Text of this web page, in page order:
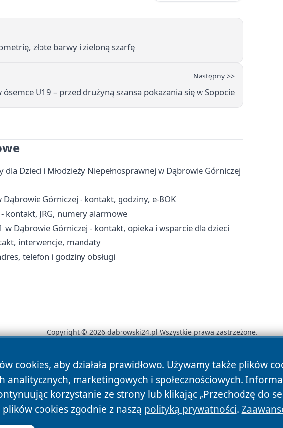
złote barwy i zieloną szarfę
Następny >>
ósemce U19 – przed drużyną szansa pokazania się w Sopocie
Dzieci i Młodzieży Niepełnosprawnej w Dąbrowie Górniczej
Górniczej - kontakt, godziny, e-BOK
kontakt, JRG, numery alarmowe
w Dąbrowie Górniczej - kontakt, opieka i wsparcie dla dzieci
interwencje, mandaty
telefon i godziny obsługi
cookies, aby działała prawidłowo. Używamy także plików
analitycznych, marketingowych i społecznościowych.
korzystanie ze strony lub klikając „Przechodzę do
cookies zgodnie z naszą polityką prywatności.
Copyright © 2026 dabrowski24.pl Wszystkie prawa zastrzeżone.
News Autorzy Polityka Prywatności Polityka Cookies